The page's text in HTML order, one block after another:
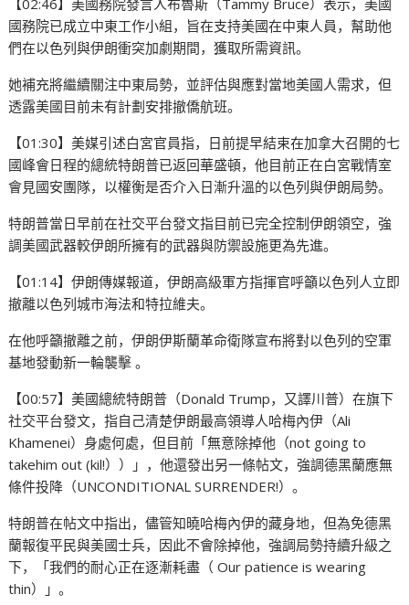
國務院已成立中東工作小組，旨在支持美國在中東人員，幫助他
們在以色列與伊朗衝突加劇期間，獲取所需資訊。
她補充將繼續關注中東局勢，並評估與應對當地美國人需求，但
透露美國目前未有計劃安排撤僑航班。
【01:30】美媒引述白宮官員指，日前提早結束在加拿大召開的七
國峰會日程的總統特朗普已返回華盛頓，他目前正在白宮戰情室
會見國安團隊，以權衡是否介入日漸升溫的以色列與伊朗局勢。
特朗普當日早前在社交平台發文指目前已完全控制伊朗領空，強
調美國武器較伊朗所擁有的武器與防禦設施更為先進。
【01:14】伊朗傳媒報道，伊朗高級軍方指揮官呼籲以色列人立即
撤離以色列城市海法和特拉維夫。
在他呼籲撤離之前，伊朗伊斯蘭革命衛隊宣布將對以色列的空軍
基地發動新一輪襲擊 。
【00:57】美國總統特朗普（Donald Trump，又譯川普）在旗下
社交平台發文，指自己清楚伊朗最高領導人哈梅內伊（Ali
Khamenei）身處何處，但目前「無意除掉他（not going to
takehim out (kil!））」，他還發出另一條帖文，強調德黑蘭應無
條件投降（UNCONDITIONAL SURRENDER!）。
特朗普在帖文中指出，儘管知曉哈梅內伊的藏身地，但為免德黑
蘭報復平民與美國士兵，因此不會除掉他，強調局勢持續升級之
下，「我們的耐心正在逐漸耗盡（ Our patience is wearing
thin）」。